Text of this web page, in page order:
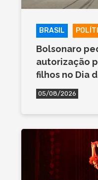
BRASIL
Bolsonaro
autorização
filhos no Dia
05/08/2026